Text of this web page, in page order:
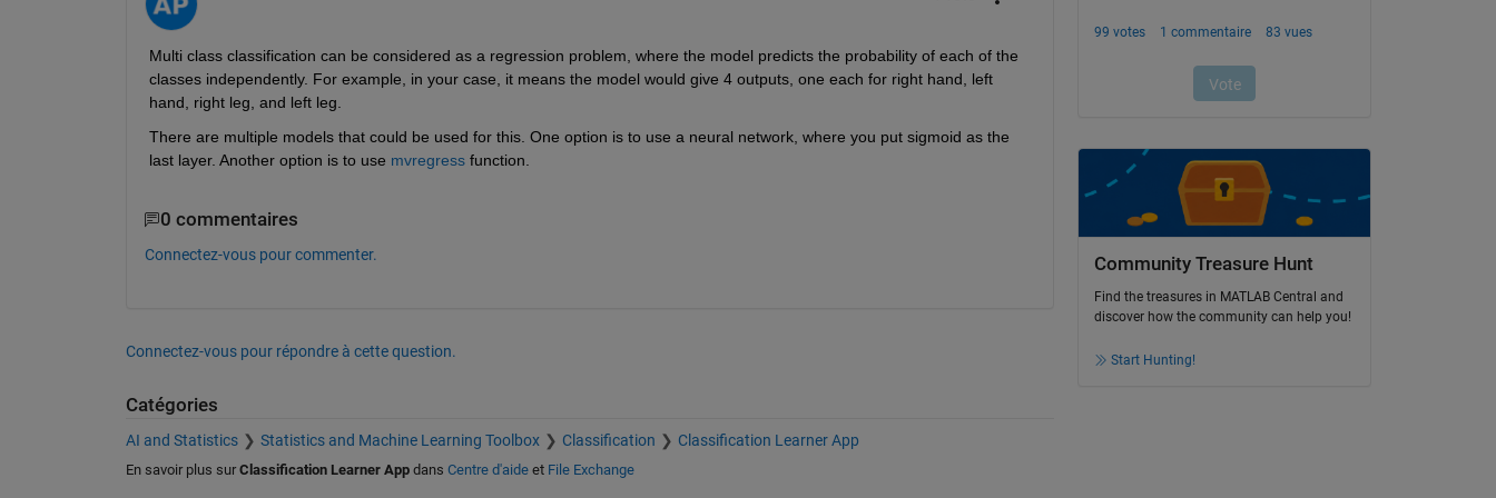
Multi class classification can be considered as a regression problem, where the model predicts the probability of each of the
classes independently. For example, in your case, it means the model would give 4 outputs, one each for right hand, left
hand, right leg, and left leg.
There are multiple models that could be used for this. One option is to use a neural network, where you put sigmoid as the
last layer. Another option is to use mvregress function.
0 commentaires
Connectez-vous pour commenter.
Connectez-vous pour répondre à cette question.
Catégories
AI and Statistics Statistics and Machine Learning Toolbox Classification Classification Learner App
En savoir plus sur Classification Learner Appdans Centre d'aideet File Exchange
Community Treasure Hunt
Find the treasures in MATLAB Central and
discover how the community can help you!
Start Hunting!